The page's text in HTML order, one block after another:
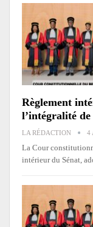
Règlement
l’intégralité
LA RÉDACTION 4
La Cour
intérieur du Sénat,